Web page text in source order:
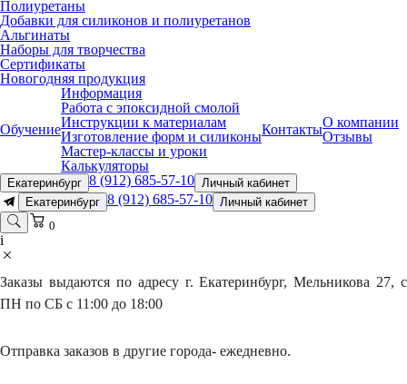
Полиуретаны
Добавки для силиконов и полиуретанов
Альгинаты
Наборы для творчества
Сертификаты
Новогодняя продукция
Обучение
Информация
Работа с эпоксидной смолой
Инструкции к материалам
Изготовление форм и силиконы
Мастер-классы и уроки
Калькуляторы
КонтактыО компании
Отзывы
Екатеринбург 8 (912) 685-57-10 Личный кабинет
Екатеринбург 8 (912) 685-57-10 Личный кабинет
0
i
Заказы выдаются по адресу г. Екатеринбург, Мельникова 27, с
ПН по СБ с 11:00 до 18:00
Отправка заказов в другие города- ежедневно.